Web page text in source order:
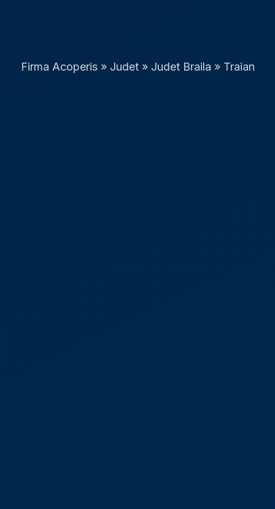
Firma Acoperis» Judet» Judet Braila » Traian